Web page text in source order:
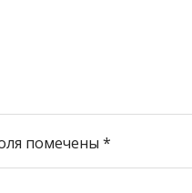
помечены *